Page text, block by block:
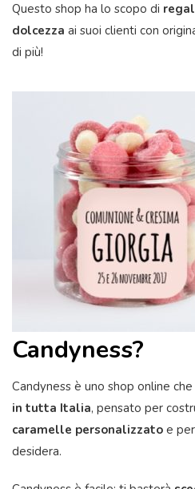
Questo shop ha lo scopo di
dolcezza ai suoi clienti con
di più!
Candyness?
Candyness è uno shop online
in tutta Italia, pensato per
caramelle personalizzato e
desidera.